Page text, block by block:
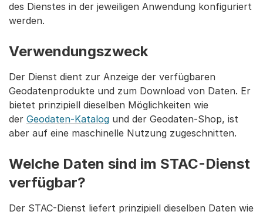
des Dienstes in der jeweiligen Anwendung konfiguriert
werden.
Verwendungszweck
Der Dienst dient zur Anzeige der verfügbaren
Geodatenprodukte und zum Download von Daten. Er
bietet prinzipiell dieselben Möglichkeiten wie
der Geodaten-Katalog und der Geodaten-Shop, ist
aber auf eine maschinelle Nutzung zugeschnitten.
Welche Daten sind im STAC-Dienst
verfügbar?
Der STAC-Dienst liefert prinzipiell dieselben Daten wie